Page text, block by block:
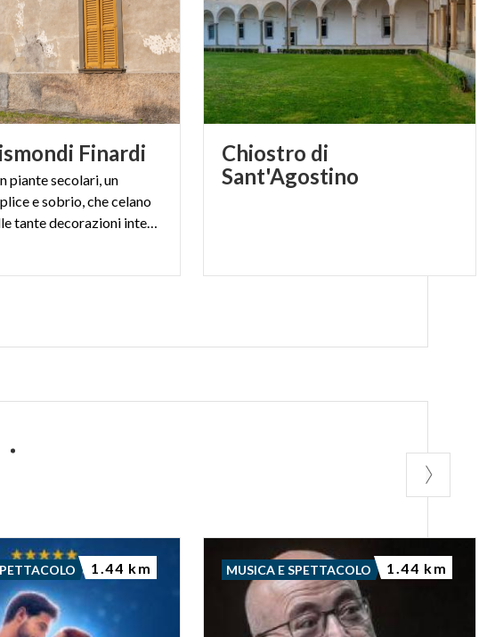
Finardi
piante secolari, un
e sobrio, che celano
lo sfarzo delle tante decorazioni interne
Chiostro di
Sant'Agostino
1.44 km MUSICA E SPETTACOLO 1.44 km